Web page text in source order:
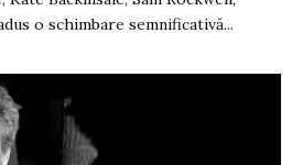
o schimbare semnificativă...